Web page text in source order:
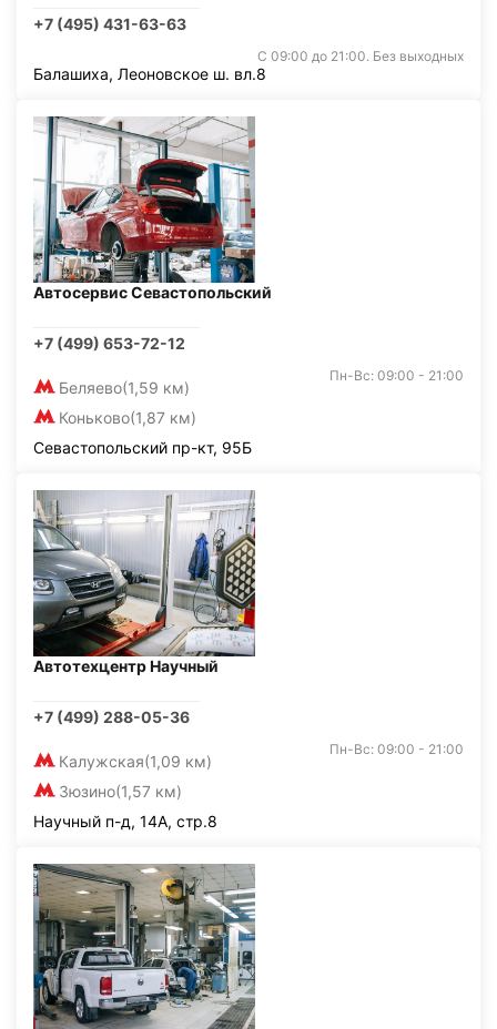
+7 (495) 431-63-63
С 09:00 до 21:00. Без выходных
Балашиха, Леоновское ш. вл.8
Автосервис Севастопольский
+7 (499) 653-72-12
Беляево(1,59 км)
Коньково(1,87 км)
Пн-Вс: 09:00 - 21:00
Севастопольский пр-кт, 95Б
Автотехцентр Научный
+7 (499) 288-05-36
Калужская(1,09 км)
Зюзино(1,57 км)
Пн-Вс: 09:00 - 21:00
Научный п-д, 14А, стр.8